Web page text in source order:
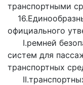
транспортными
официального
I.ремней
систем для
транспортных